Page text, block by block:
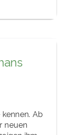
Ab
neuen